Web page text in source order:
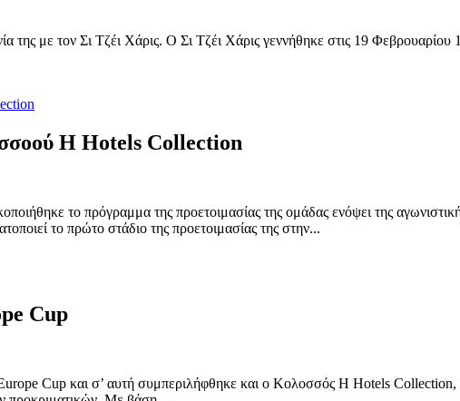
με τον Σι Τζέι Χάρις. Ο Σι Τζέι Χάρις γεννήθηκε στις 19
H Hotels Collection
το πρόγραμμα της προετοιμασίας της ομάδας ενόψει της
το πρώτο στάδιο της προετοιμασίας της στην...
Cup
Cup και σ’ αυτή συμπεριλήφθηκε και ο Κολοσσός H Hotels Collection,